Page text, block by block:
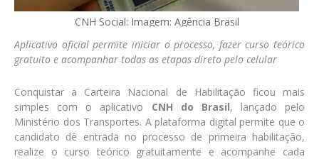
CNH Social: Imagem: Agência Brasil
Aplicativo oficial permite iniciar o processo, fazer curso teórico
gratuito e acompanhar todas as etapas direto pelo celular
Conquistar a Carteira Nacional de Habilitação ficou mais
simples com o aplicativo CNH do Brasil, lançado pelo
Ministério dos Transportes. A plataforma digital permite que o
candidato dê entrada no processo de primeira habilitação,
realize o curso teórico gratuitamente e acompanhe cada